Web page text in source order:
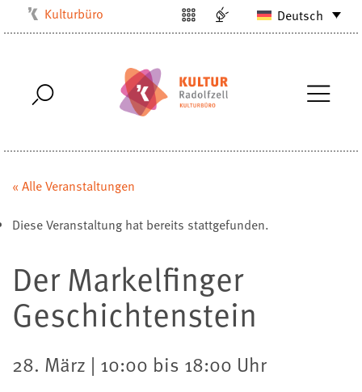
Kulturbüro
Stadtarchiv
Stadtbibliothek
Villa Bosch
Deutsch
« Alle Veranstaltungen
Diese Veranstaltung hat bereits stattgefunden.
Der Markelfinger
Geschichtenstein
28. März | 10:00 bis 18:00 Uhr